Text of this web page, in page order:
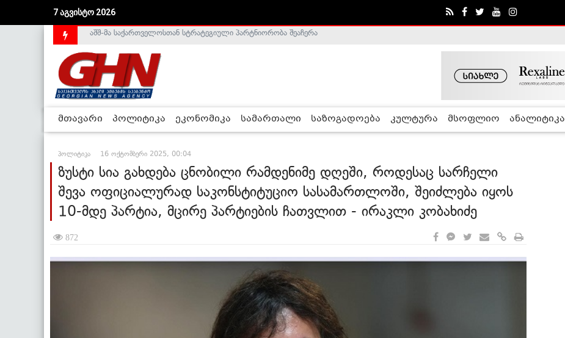
7 აგვისტო 2026
საქართველოს დე-ფაქტო მთავრობა არალეგიტიმურია - ჰელსინკის კომისია
მთავარი პოლიტიკა ეკონომიკა სამართალი საზოგადოება კულტურა მსოფლიო ანალიტიკა
პოლიტიკა 16 ოქტომბერი 2025, 00:04
ზუსტი სია გახდება ცნობილი რამდენიმე დღეში, როდესაც სარჩელი
შევა ოფიციალურად საკონსტიტუციო სასამართლოში, შეიძლება იყოს
10-მდე პარტია, მცირე პარტიების ჩათვლით - ირაკლი კობახიძე
872